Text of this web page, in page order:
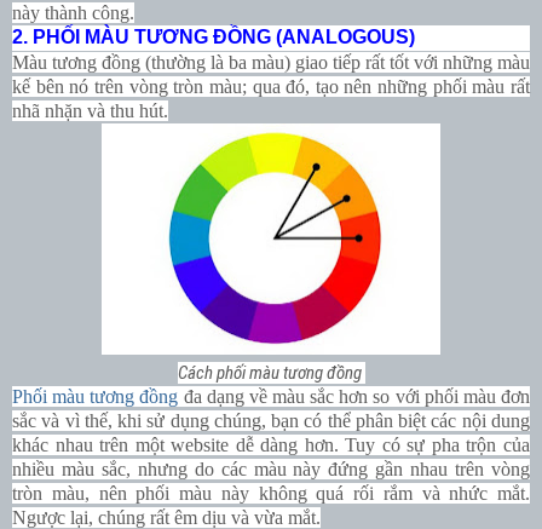
này thành công.
2. PHỐI MÀU TƯƠNG ĐỒNG (ANALOGOUS)
Màu tương đồng (thường là ba màu) giao tiếp rất tốt với những màu
kế bên nó trên vòng tròn màu; qua đó, tạo nên những phối màu rất
nhã nhặn và thu hút.
Cách phối màu tương đồng
Phối màu tương đồng đa dạng về màu sắc hơn so với phối màu đơn
sắc và vì thế, khi sử dụng chúng, bạn có thể phân biệt các nội dung
khác nhau trên một website dễ dàng hơn. Tuy có sự pha trộn của
nhiều màu sắc, nhưng do các màu này đứng gần nhau trên vòng
tròn màu, nên phối màu này không quá rối rắm và nhức mắt.
Ngược lại, chúng rất êm dịu và vừa mắt.